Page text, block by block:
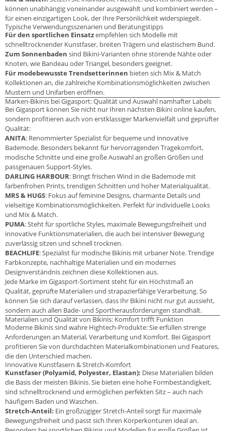
können unabhängig voneinander ausgewählt und kombiniert werden –
für einen einzigartigen Look, der Ihre Persönlichkeit widerspiegelt.
Typische Verwendungsszenarien und Beratungstipps
Für den sportlichen Einsatzempfehlen sich Modelle mit
schnelltrocknender Kunstfaser, breiten Trägern und elastischem Bund.
Zum Sonnenbaden sind Bikini-Varianten ohne störende Nähte oder
Knoten, wie Bandeau oder Triangel, besonders geeignet.
Für modebewusste Trendsetterinnen bieten sich Mix & Match
Kollektionen an, die zahlreiche Kombinationsmöglichkeiten zwischen
Mustern und Unifarben eröffnen.
Marken-Bikinis bei Gigasport: Qualität und Auswahl namhafter Labels
Bei Gigasport können Sie nicht nur Ihren nächsten Bikini online kaufen,
sondern profitieren auch von erstklassiger Markenvielfalt und geprüfter
Qualität:
ANITA: Renommierter Spezialist für bequeme und innovative
Bademode. Besonders bekannt für hervorragenden Tragekomfort,
modische Schnitte und eine große Auswahl an großen Größen und
passgenauen Support-Styles.
DARLING HARBOUR: Bringt frischen Wind in die Bademode mit
farbenfrohen Prints, trendigen Schnitten und hoher Materialqualität.
MRS & HUGS: Fokus auf feminine Designs, charmante Details und
vielseitige Kombinationsmöglichkeiten. Perfekt für individuelle Looks
und Mix & Match.
PUMA: Steht für sportliche Styles, maximale Bewegungsfreiheit und
innovative Funktionsmaterialien, die auch bei intensiver Bewegung
zuverlässig sitzen und schnell trocknen.
BEACHLIFE: Spezialist für modische Bikinis mit urbaner Note. Trendige
Farbkonzepte, nachhaltige Materialien und ein modernes
Designverständnis zeichnen diese Kollektionen aus.
Jede Marke im Gigasport-Sortiment steht für ein Höchstmaß an
Qualität, geprüfte Materialien und strapazierfähige Verarbeitung. So
können Sie sich darauf verlassen, dass Ihr Bikini nicht nur gut aussieht,
sondern auch allen Bade- und Sportherausforderungen standhält.
Materialien und Qualität von Bikinis: Komfort trifft Funktion
Moderne Bikinis sind wahre Hightech-Produkte: Sie erfüllen strenge
Anforderungen an Material, Verarbeitung und Komfort. Bei Gigasport
profitieren Sie von durchdachten Materialkombinationen und Features,
die den Unterschied machen.
Innovative Kunstfasern & Stretch-Komfort
Kunstfaser (Polyamid, Polyester, Elastan): Diese Materialien bilden
die Basis der meisten Bikinis. Sie bieten eine hohe Formbeständigkeit,
sind schnelltrocknend und ermöglichen perfekten Sitz – auch nach
häufigem Baden und Waschen.
Stretch-Anteil: Ein großzügiger Stretch-Anteil sorgt für maximale
Bewegungsfreiheit und passt sich Ihren Körperkonturen ideal an.